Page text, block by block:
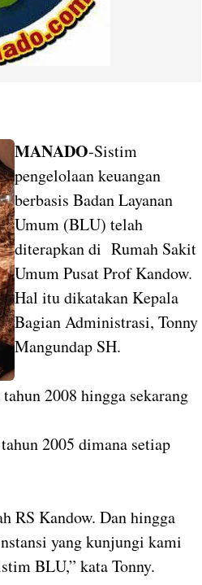
MANADO-Sistim
pengelolaan keuangan
berbasis Badan Layanan
Umum (BLU) telah
diterapkan di Rumah Sakit
Umum Pusat Prof Kandow.
Hal itu dikatakan Kepala
Bagian Administrasi, Tonny
Mangundap SH.
2008 hingga sekarang
2005 dimana setiap
RS Kandow. Dan hingga
yang kunjungi kami
BLU,” kata Tonny.